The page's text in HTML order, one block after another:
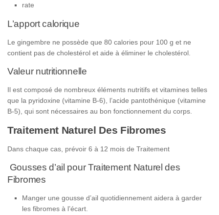
rate
L’apport calorique
Le gingembre ne possède que 80 calories pour 100 g et ne
contient pas de cholestérol et aide à éliminer le cholestérol.
Valeur nutritionnelle
Il est composé de nombreux éléments nutritifs et vitamines telles
que la pyridoxine (vitamine B-6), l’acide pantothénique (vitamine
B-5), qui sont nécessaires au bon fonctionnement du corps.
Traitement Naturel Des Fibromes
Dans chaque cas, prévoir 6 à 12 mois de Traitement
Gousses d’ail pour Traitement Naturel des
Fibromes
Manger une gousse d’ail quotidiennement aidera à garder
les fibromes à l’écart.